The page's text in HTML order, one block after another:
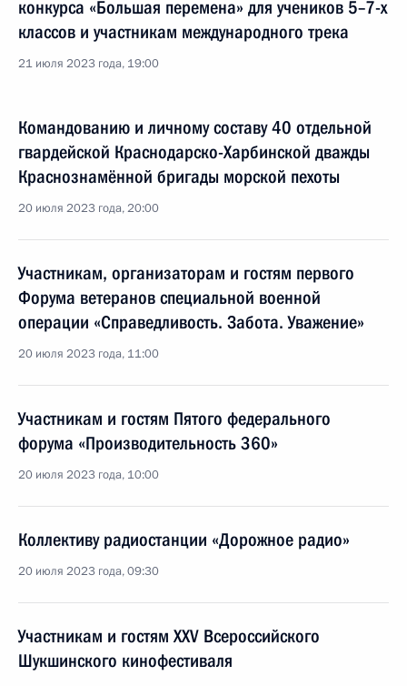
конкурса «Большая перемена» для учеников 5–7-х
классов и участникам международного трека
21 июля 2023 года, 19:00
Командованию и личному составу 40 отдельной
гвардейской Краснодарско-Харбинской дважды
Краснознамённой бригады морской пехоты
20 июля 2023 года, 20:00
Участникам, организаторам и гостям первого
Форума ветеранов специальной военной
операции «Справедливость. Забота. Уважение»
20 июля 2023 года, 11:00
Участникам и гостям Пятого федерального
форума «Производительность 360»
20 июля 2023 года, 10:00
Коллективу радиостанции «Дорожное радио»
20 июля 2023 года, 09:30
Участникам и гостям XXV Всероссийского
Шукшинского кинофестиваля